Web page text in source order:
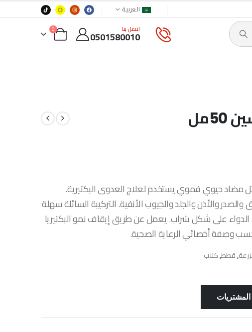
العربية
اتصل بنا
0501580010
0
50 مل هو سائل مضاد حيوي فموي يستخدم لعلاج العدوى البكتيرية.
والأذن والجلد والجيوب الأنفية. التركيبة السائلة سهلة
على شكل شراب. يعمل عن طريق إيقاف نمو البكتيريا
وصفة أخصائي الرعاية الصحية.
,قطط,كلاب